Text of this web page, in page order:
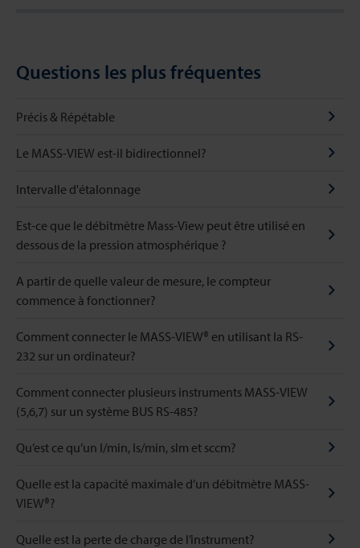
Questions les plus fréquentes
Précis & Répétable
Le MASS-VIEW est-il bidirectionnel?
Intervalle d'étalonnage
Est-ce que le débitmètre Mass-View peut être utilisé en
dessous de la pression atmosphérique ?
A partir de quelle valeur de mesure, le compteur
commence à fonctionner?
Comment connecter le MASS-VIEW® en utilisant la RS-
232 sur un ordinateur?
Comment connecter plusieurs instruments MASS-VIEW
(5,6,7) sur un système BUS RS-485?
Qu’est ce qu’un l/min, ls/min, slm et sccm?
Quelle est la capacité maximale d’un débitmètre MASS-
VIEW®?
Quelle est la perte de charge de l’instrument?